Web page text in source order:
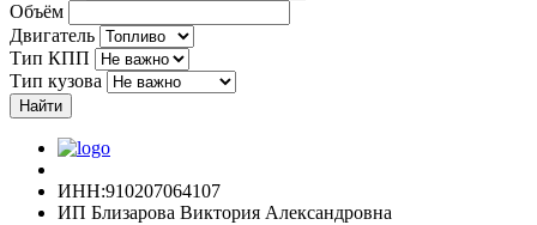
Объём
Двигатель
Тип КПП
Тип кузова
Найти
ИНН:910207064107
ИП Близарова Виктория Александровна